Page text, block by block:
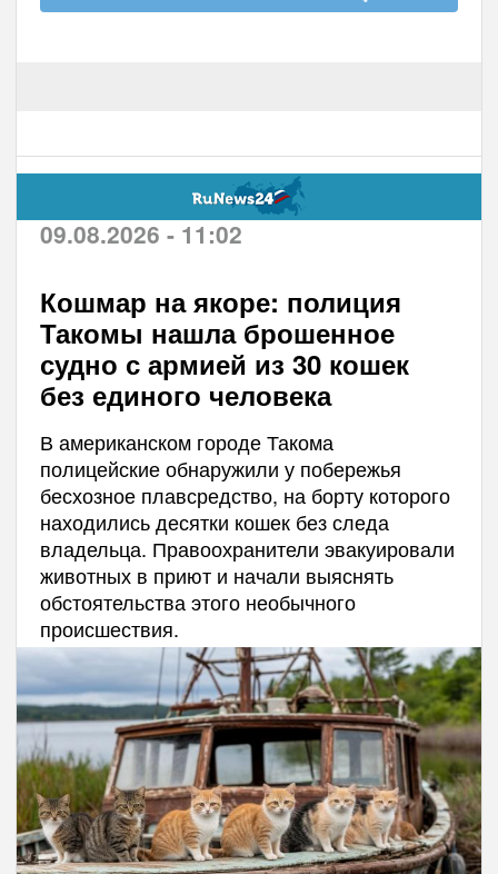
09.08.2026 - 11:02
Кошмар на якоре: полиция
Такомы нашла брошенное
судно с армией из 30 кошек
без единого человека
В американском городе Такома
полицейские обнаружили у побережья
бесхозное плавсредство, на борту которого
находились десятки кошек без следа
владельца. Правоохранители эвакуировали
животных в приют и начали выяснять
обстоятельства этого необычного
происшествия.